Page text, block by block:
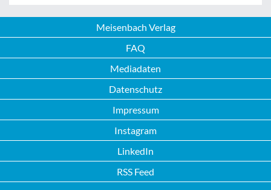
Meisenbach Verlag
FAQ
Mediadaten
Datenschutz
Impressum
Instagram
LinkedIn
RSS Feed